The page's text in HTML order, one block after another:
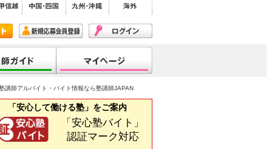
講師アルバイト・バイト情報なら塾講師JAPAN
「安心して働ける塾」をご案内
「安心塾バイト」
認証マーク対応